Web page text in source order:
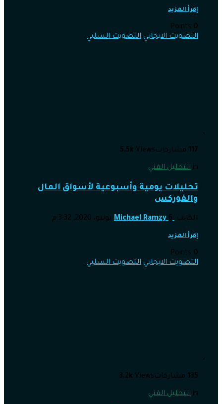
إقرأ المزيد
0
التصويت الايجابي التصويت السلبي
117 مشاركات 5.5k Views
in التحليل الفني
تحليلات يومية وأسبوعية لأسواق المال
والفوركس
الكاتب Michael Ramzy 6 يونيو، 2020, 3:32 م
إقرأ المزيد
0
التصويت الايجابي التصويت السلبي
135 مشاركات 3.2k Views
in التحليل الفني